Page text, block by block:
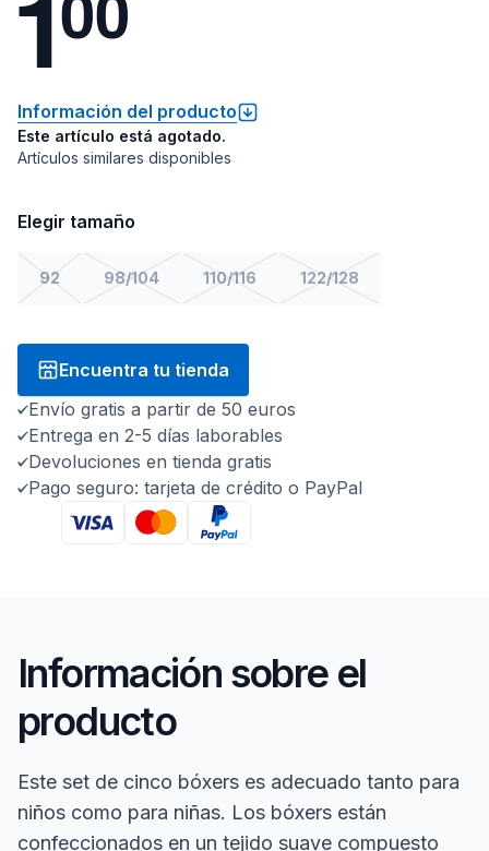
Información del producto
Este artículo está agotado.
Artículos similares disponibles
Elegir tamaño
92 98/104 110/116 122/128
Encuentra tu tienda
Envío gratis a partir de 50 euros
Entrega en 2-5 días laborables
Devoluciones en tienda gratis
Pago seguro: tarjeta de crédito o PayPal
Información sobre el
producto
Este set de cinco bóxers es adecuado tanto para
niños como para niñas. Los bóxers están
confeccionados en un tejido suave compuesto